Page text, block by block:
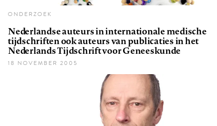
ONDERZOEK
Nederlandse auteurs in internationale medische
tijdschriften ook auteurs van publicaties in het
Nederlands Tijdschrift voor Geneeskunde
18 NOVEMBER 2005